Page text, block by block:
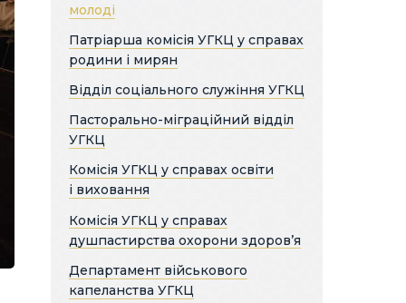
молоді
Патріарша комісія УГКЦ у справах
родини і мирян
Відділ соціального служіння УГКЦ
Пасторально-міграційний відділ
УГКЦ
Комісія УГКЦ у справах освіти
і виховання
Комісія УГКЦ у справах
душпастирства охорони здоров’я
Департамент військового
капеланства УГКЦ